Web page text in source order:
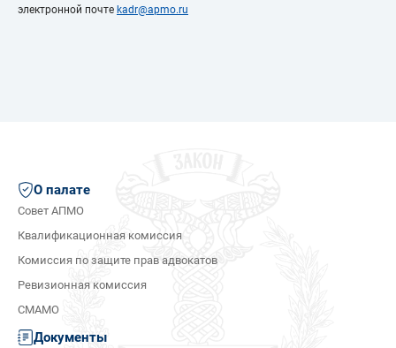
электронной почте kadr@apmo.ru
О палате
Совет АПМО
Квалификационная комиссия
Комиссия по защите прав адвокатов
Ревизионная комиссия
СМАМО
Документы